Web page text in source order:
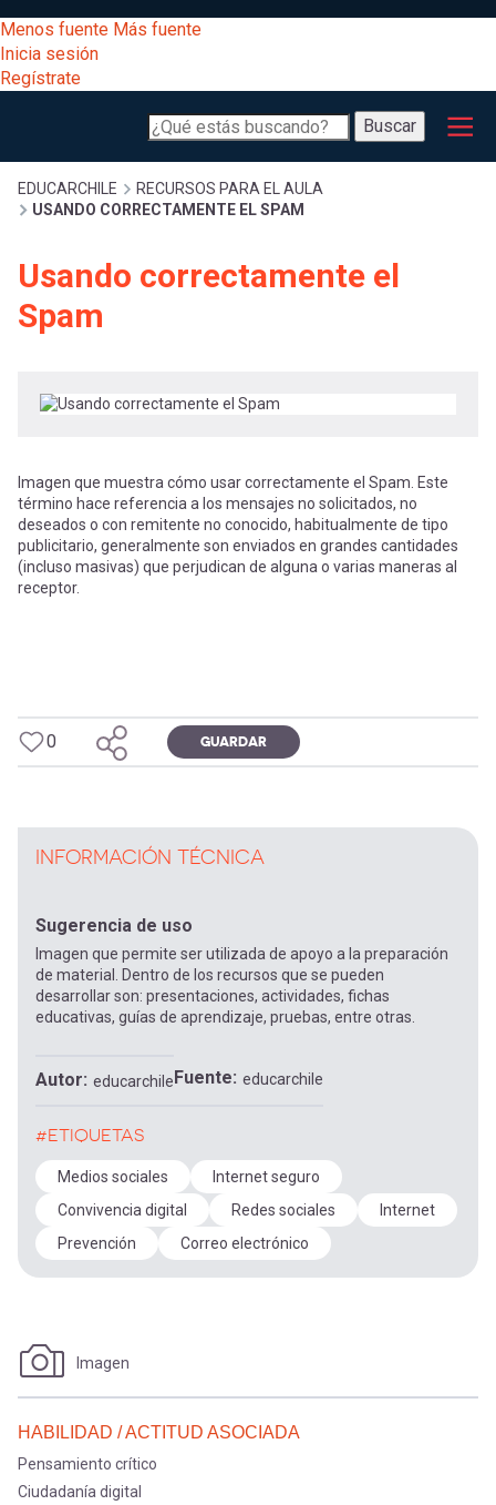
al
contenido
principal
[Educarchile
Escritorio]
Menú
entrar
cuenta
Menos fuente Más fuente
Inicia sesión
Regístrate
Buscar
Buscar
Menú
principal
Desarrollo
Expand
Gestión
Expand
Comunidad
Expand
Mobile]
entrar
a
mi
cuenta
Regístrate
Sobrescribir
enlaces
de
ayuda
a
la
navegación
EDUCARCHILE
RECURSOS PARA EL AULA
USANDO CORRECTAMENTE EL SPAM
Usando correctamente el
Spam
Imagen que muestra cómo usar correctamente el Spam. Este
término hace referencia a los mensajes no solicitados, no
deseados o con remitente no conocido, habitualmente de tipo
publicitario, generalmente son enviados en grandes cantidades
(incluso masivas) que perjudican de alguna o varias maneras al
receptor.
0 GUARDAR
INFORMACIÓN TÉCNICA
Sugerencia de uso
Imagen que permite ser utilizada de apoyo a la preparación
de material. Dentro de los recursos que se pueden
desarrollar son: presentaciones, actividades, fichas
educativas, guías de aprendizaje, pruebas, entre otras.
Autor educarchileFuente educarchile
#ETIQUETAS
Medios sociales
Internet seguro
Convivencia digital
Redes sociales
Internet
Prevención
Correo electrónico
Imagen
HABILIDAD / ACTITUD ASOCIADA
Pensamiento crítico
Ciudadanía digital